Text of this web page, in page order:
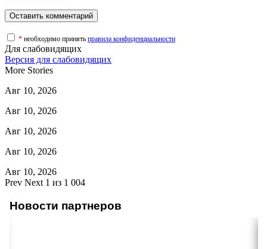
* необходимо принять правила конфиденциальности
Для слабовидящих
Версия для слабовидящих
More Stories
Авг 10, 2026
Авг 10, 2026
Авг 10, 2026
Авг 10, 2026
Авг 10, 2026
Prev Next 1 из 1 004
Новости партнеров